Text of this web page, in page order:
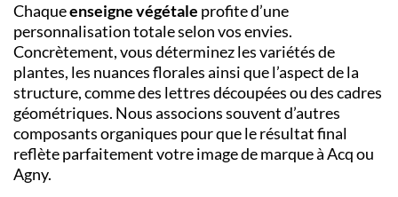
Chaqueenseigne végétale profite d’une
personnalisation totale selon vos envies.
Concrètement, vous déterminez les variétés de
plantes, les nuances florales ainsi que l’aspect de la
structure, comme des lettres découpées ou des cadres
géométriques. Nous associons souvent d’autres
composants organiques pour que le résultat final
reflète parfaitement votre image de marque à Acq ou
Agny.